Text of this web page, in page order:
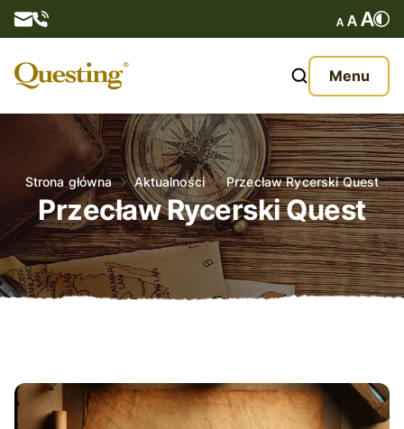
Menu
O nas
Oferta
Aktualności
Kontakt
Strona główna Aktualności Przecław Rycerski Quest
Przecław Rycerski Quest